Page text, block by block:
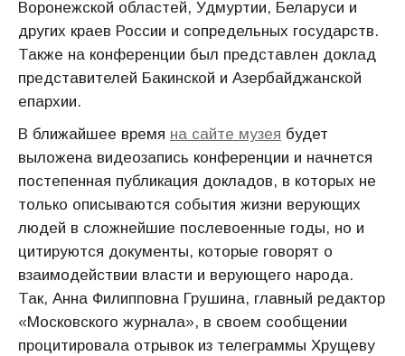
Воронежской областей, Удмуртии, Беларуси и
других краев России и сопредельных государств.
Также на конференции был представлен доклад
представителей Бакинской и Азербайджанской
епархии.
В ближайшее время на сайте музея будет
выложена видеозапись конференции и начнется
постепенная публикация докладов, в которых не
только описываются события жизни верующих
людей в сложнейшие послевоенные годы, но и
цитируются документы, которые говорят о
взаимодействии власти и верующего народа.
Так, Анна Филипповна Грушина, главный редактор
«Московского журнала», в своем сообщении
процитировала отрывок из телеграммы Хрущеву